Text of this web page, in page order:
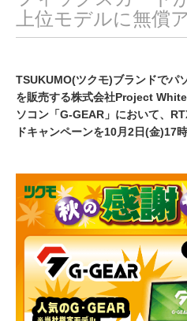
上位モデルに無償
TSUKUMO(ツクモ)ブランドでパ
を販売する株式会社Project
ソコン「G-GEAR」において、
ドキャンペーンを10月2日(金)17